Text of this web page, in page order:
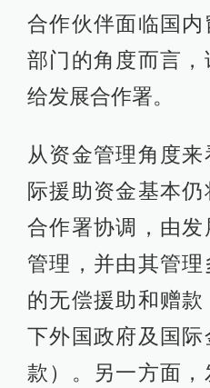
合作伙伴面临国
部门的角度而言
给发展合作署。
从资金管理角度
际援助资金基本
合作署协调，由
管理，并由其管
的无偿援助和赠
下外国政府及国
款）。另一方面